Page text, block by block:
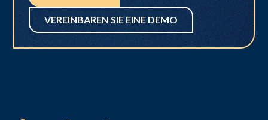
VEREINBAREN SIE EINE DEMO